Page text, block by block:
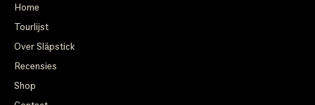
Home
Tourlijst
Over Släpstick
Recensies
Shop